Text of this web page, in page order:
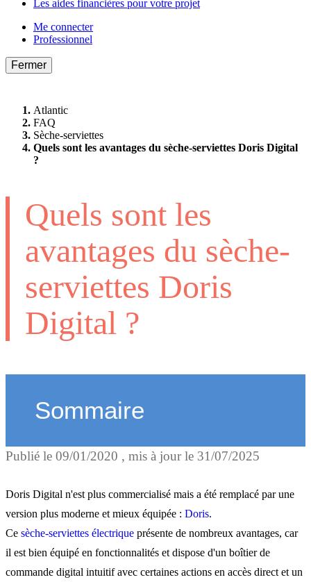
Les aides financières pour votre projet
Me connecter
Professionnel
Fermer
Atlantic
FAQ
Sèche-serviettes
Quels sont les avantages du sèche-serviettes Doris Digital
?
Quels sont les
avantages du sèche-
serviettes Doris
Digital ?
Sommaire
Doris : + de confort
Doris : + d'économies
d'énergie
Publié le 09/01/2020 , mis à jour le 31/07/2025
Doris Digital n'est plus commercialisé mais a été remplacé par une
version plus moderne et mieux équipée : Doris.
Ce sèche-serviettes électrique présente de nombreux avantages, car
il est bien équipé en fonctionnalités et dispose d'un boîtier de
commande digital intuitif avec certaines actions en accès direct et un